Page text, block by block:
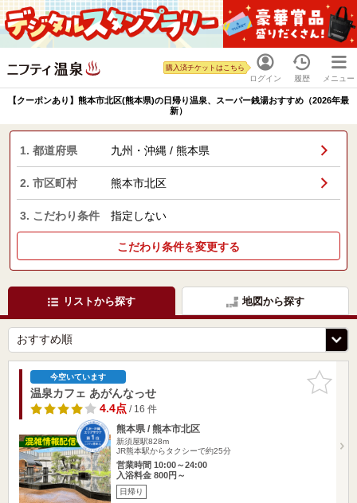
ログイン
購入済チケットはこちら
履歴 メニュー
【クーポンあり】熊本市北区(熊本県)の日帰り温泉、スーパー銭湯おすすめ（2026年最
新）
1. 都道府県 九州・沖縄 / 熊本県
2. 市区町村 熊本市北区
3. こだわり条件 指定しない
こだわり条件を変更する
リストから探す 地図から探す
お気に入
りに追加
今空いています
温泉カフェ あがんなっせ
4.4点/ 16 件
熊本県 / 熊本市北区
新須屋駅828m
JR熊本駅からタクシーで約25分
営業時間 10:00～24:00
入浴料金 800円～
日帰り